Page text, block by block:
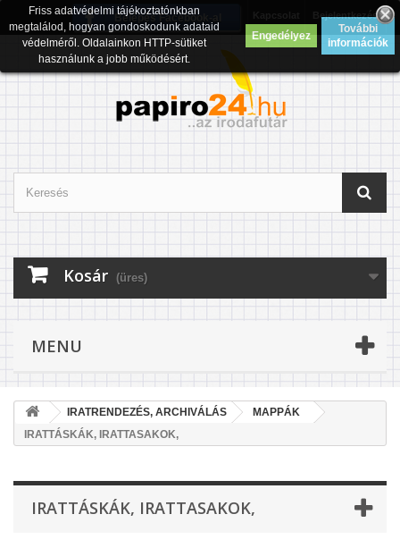
Bejelentkezés
Belépés Facebook-al
Kosár (üres)
MENU
Friss adatvédelmi tájékoztatónkban
megtalálod, hogyan gondoskodunk adataid
védelméről. Oldalainkon HTTP-sütiket
használunk a jobb működésért.
Engedélyez
További
információk
IRATRENDEZÉS, ARCHIVÁLÁS
MAPPÁK
IRATTÁSKÁK, IRATTASAKOK,
IRATTÁSKÁK, IRATTASAKOK,